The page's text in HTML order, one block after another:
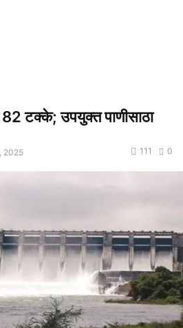
टक्के; उपयुक्त पाणीसाठा
2025 0
111